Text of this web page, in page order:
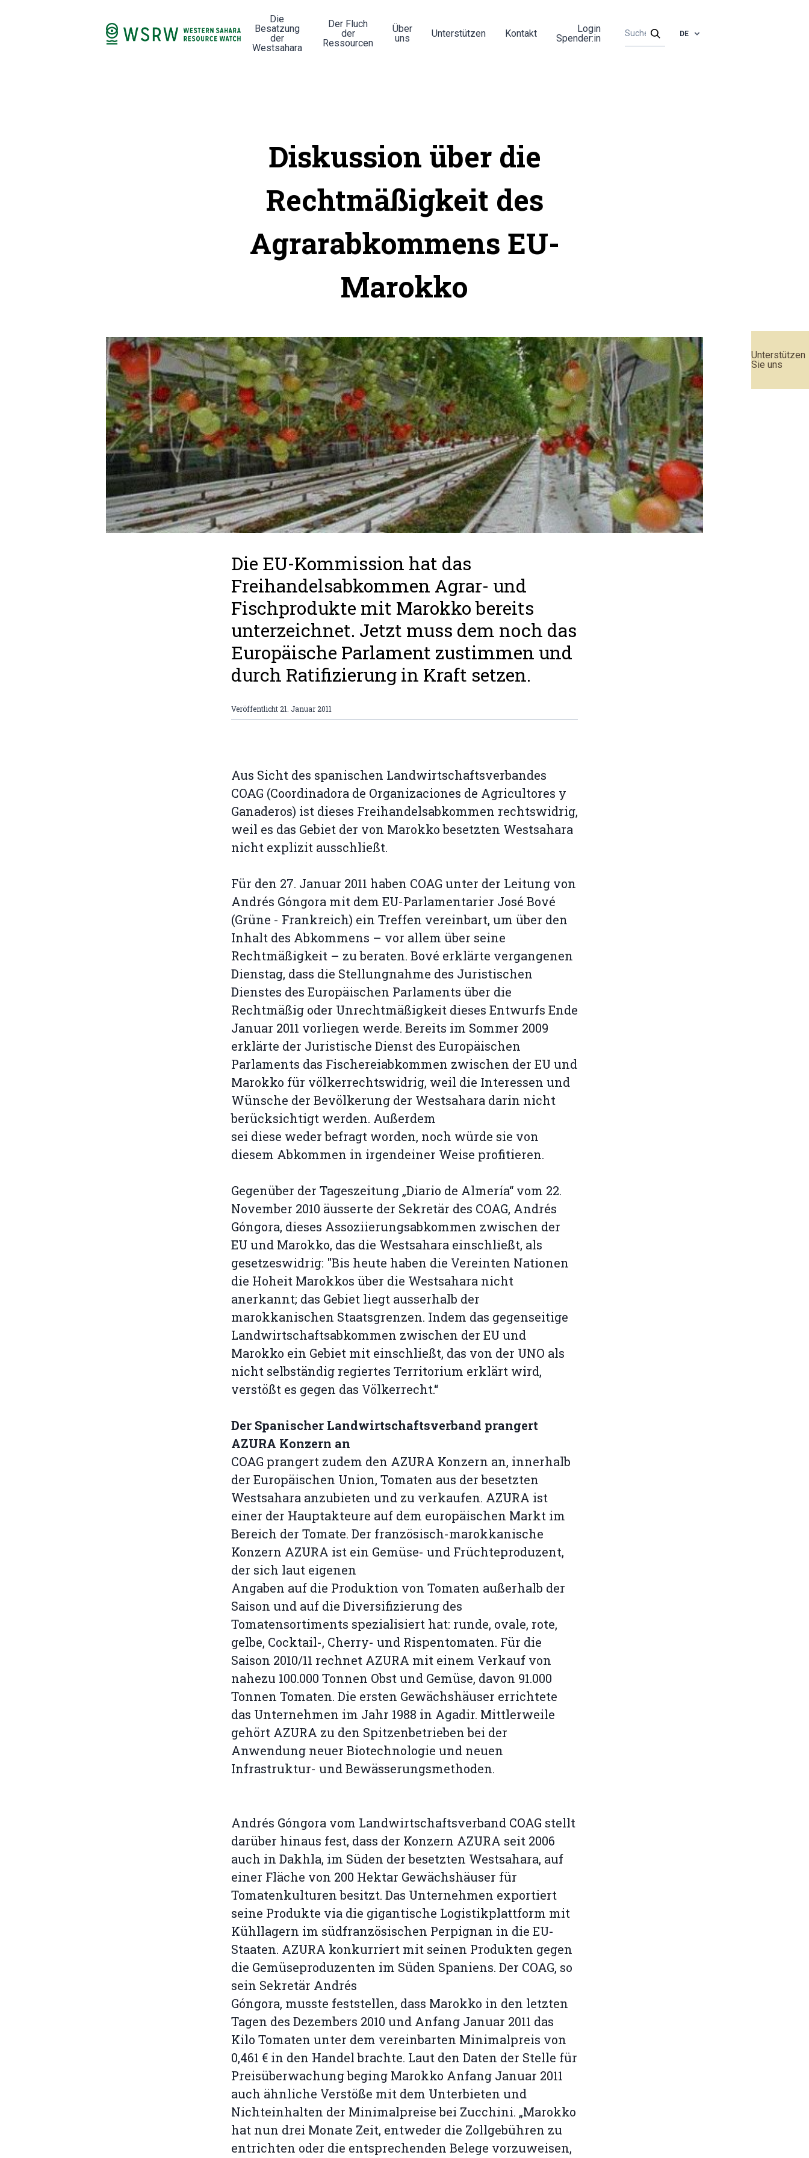
Unterstützen
Sie uns
Die
Besatzung
der
Westsahara
Der Fluch
der
Ressourcen
Über
uns
Unterstützen Kontakt
Login
Spender:in
DE
Diskussion über die
Rechtmäßigkeit des
Agrarabkommens EU-
Marokko
Die EU-Kommission hat das
Freihandelsabkommen Agrar- und
Fischprodukte mit Marokko bereits
unterzeichnet. Jetzt muss dem noch das
Europäische Parlament zustimmen und
durch Ratifizierung in Kraft setzen.
Veröffentlicht21. Januar 2011
Aus Sicht des spanischen Landwirtschaftsverbandes
COAG (Coordinadora de Organizaciones de Agricultores y
Ganaderos) ist dieses Freihandelsabkommen rechtswidrig,
weil es das Gebiet der von Marokko besetzten Westsahara
nicht explizit ausschließt.
Für den 27. Januar 2011 haben COAG unter der Leitung von
Andrés Góngora mit dem EU-Parlamentarier José Bové
(Grüne - Frankreich) ein Treffen vereinbart, um über den
Inhalt des Abkommens – vor allem über seine
Rechtmäßigkeit – zu beraten. Bové erklärte vergangenen
Dienstag, dass die Stellungnahme des Juristischen
Dienstes des Europäischen Parlaments über die
Rechtmäßig oder Unrechtmäßigkeit dieses Entwurfs Ende
Januar 2011 vorliegen werde. Bereits im Sommer 2009
erklärte der Juristische Dienst des Europäischen
Parlaments das Fischereiabkommen zwischen der EU und
Marokko für völkerrechtswidrig, weil die Interessen und
Wünsche der Bevölkerung der Westsahara darin nicht
berücksichtigt werden. Außerdem
sei diese weder befragt worden, noch würde sie von
diesem Abkommen in irgendeiner Weise profitieren.
Gegenüber der Tageszeitung „Diario de Almería“ vom 22.
November 2010 äusserte der Sekretär des COAG, Andrés
Góngora, dieses Assoziierungsabkommen zwischen der
EU und Marokko, das die Westsahara einschließt, als
gesetzeswidrig: "Bis heute haben die Vereinten Nationen
die Hoheit Marokkos über die Westsahara nicht
anerkannt; das Gebiet liegt ausserhalb der
marokkanischen Staatsgrenzen. Indem das gegenseitige
Landwirtschaftsabkommen zwischen der EU und
Marokko ein Gebiet mit einschließt, das von der UNO als
nicht selbständig regiertes Territorium erklärt wird,
verstößt es gegen das Völkerrecht.“
Der Spanischer Landwirtschaftsverband prangert
AZURA Konzern an
COAG prangert zudem den AZURA Konzern an, innerhalb
der Europäischen Union, Tomaten aus der besetzten
Westsahara anzubieten und zu verkaufen. AZURA ist
einer der Hauptakteure auf dem europäischen Markt im
Bereich der Tomate. Der französisch-marokkanische
Konzern AZURA ist ein Gemüse- und Früchteproduzent,
der sich laut eigenen
Angaben auf die Produktion von Tomaten außerhalb der
Saison und auf die Diversifizierung des
Tomatensortiments spezialisiert hat: runde, ovale, rote,
gelbe, Cocktail-, Cherry- und Rispentomaten. Für die
Saison 2010/11 rechnet AZURA mit einem Verkauf von
nahezu 100.000 Tonnen Obst und Gemüse, davon 91.000
Tonnen Tomaten. Die ersten Gewächshäuser errichtete
das Unternehmen im Jahr 1988 in Agadir. Mittlerweile
gehört AZURA zu den Spitzenbetrieben bei der
Anwendung neuer Biotechnologie und neuen
Infrastruktur- und Bewässerungsmethoden.
Andrés Góngora vom Landwirtschaftsverband COAG stellt
darüber hinaus fest, dass der Konzern AZURA seit 2006
auch in Dakhla, im Süden der besetzten Westsahara, auf
einer Fläche von 200 Hektar Gewächshäuser für
Tomatenkulturen besitzt. Das Unternehmen exportiert
seine Produkte via die gigantische Logistikplattform mit
Kühllagern im südfranzösischen Perpignan in die EU-
Staaten. AZURA konkurriert mit seinen Produkten gegen
die Gemüseproduzenten im Süden Spaniens. Der COAG, so
sein Sekretär Andrés
Góngora, musste feststellen, dass Marokko in den letzten
Tagen des Dezembers 2010 und Anfang Januar 2011 das
Kilo Tomaten unter dem vereinbarten Minimalpreis von
0,461 € in den Handel brachte. Laut den Daten der Stelle für
Preisüberwachung beging Marokko Anfang Januar 2011
auch ähnliche Verstöße mit dem Unterbieten und
Nichteinhalten der Minimalpreise bei Zucchini. „Marokko
hat nun drei Monate Zeit, entweder die Zollgebühren zu
entrichten oder die entsprechenden Belege vorzuweisen,